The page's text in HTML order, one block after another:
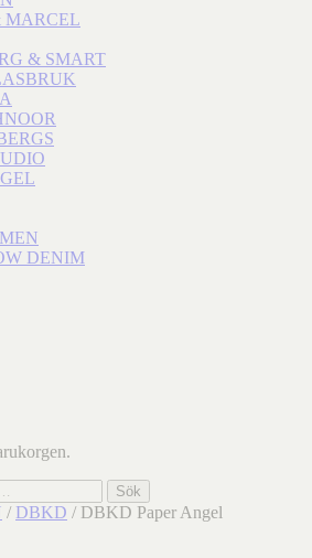
MARCEL
& SMART
DENIM
Sök
/ DBKD / DBKD Paper Angel